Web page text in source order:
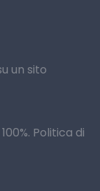
un sito
Politica di